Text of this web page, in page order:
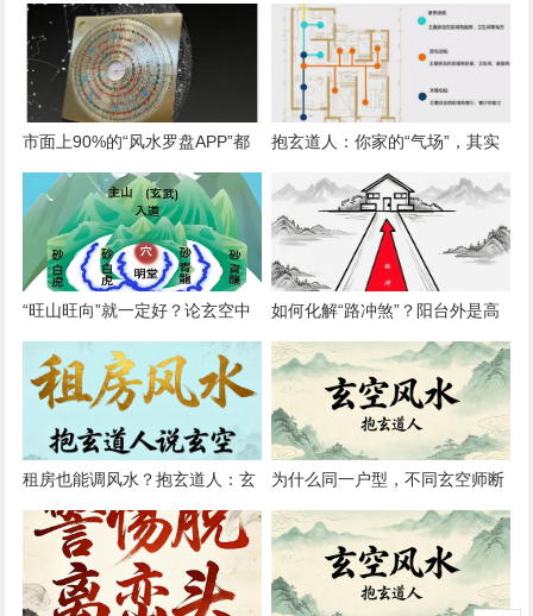
市面上90%的“风水罗盘APP”都
错在哪？简论“地理真北”与“磁北
方向”
抱玄道人：你家的“气场”，其实
由你的日常动线决定
“旺山旺向”就一定好？论玄空中
的“形理互参”原则
如何化解“路冲煞”？阳台外是高
架桥如何调整
租房也能调风水？抱玄道人：玄
空简易布局法（无需动土）
为什么同一户型，不同玄空师断
验结果迥异？论心法与传承差异